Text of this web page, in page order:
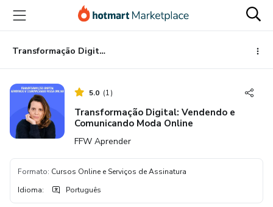
para
conteúdo
principal
para
pagamento
para
rodapé
Transformação Digital: Vendendo e Comunicando Moda Online
5.0 (1)
Transformação Digital: Vendendo e
Comunicando Moda Online
FFW Aprender
Formato: Cursos Online e Serviços de Assinatura
Idioma: Português